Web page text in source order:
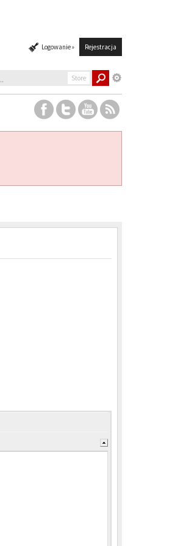
Logowanie » Rejestracja
Store